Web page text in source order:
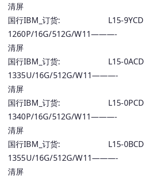
清屏
国行IBM_订货: L15-
1260P/16G/512G/
清屏
国行IBM_订货: L15-
1335U/16G/512G/
清屏
国行IBM_订货: L15-
1340P/16G/512G/
清屏
国行IBM_订货: L15-
1355U/16G/512G/
清屏